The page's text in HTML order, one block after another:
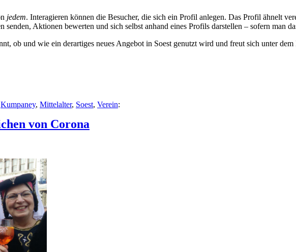
jedem. Interagieren können die Besucher, die sich ein Profil anlegen. Das Profil ähnelt
Aktionen bewerten und sich selbst anhand eines Profils darstellen – sofern man
ob und wie ein derartiges neues Angebot in Soest genutzt wird und freut sich unter
Kumpaney, Mittelalter, Soest, Verein:
von Corona